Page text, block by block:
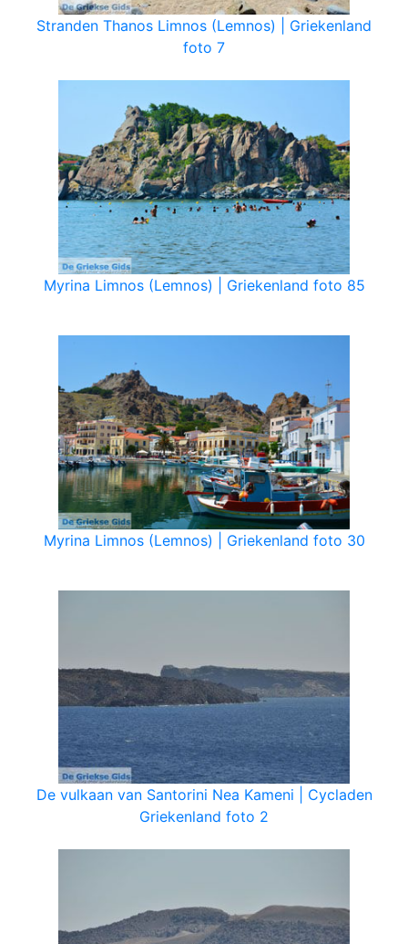
Stranden Thanos Limnos (Lemnos) | Griekenland
foto 7
Myrina Limnos (Lemnos) | Griekenland foto 85
Myrina Limnos (Lemnos) | Griekenland foto 30
De vulkaan van Santorini Nea Kameni | Cycladen
Griekenland foto 2